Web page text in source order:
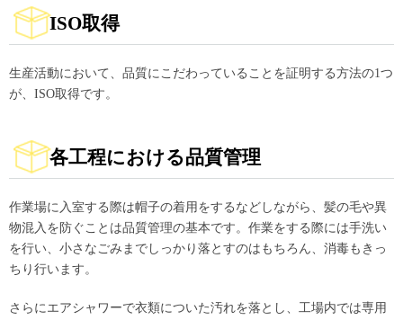
ISO取得
生産活動において、品質にこだわっていることを証明する方法の1つ
が、ISO取得です。
各工程における品質管理
作業場に入室する際は帽子の着用をするなどしながら、髪の毛や異
物混入を防ぐことは品質管理の基本です。作業をする際には手洗い
を行い、小さなごみまでしっかり落とすのはもちろん、消毒もきっ
ちり行います。
さらにエアシャワーで衣類についた汚れを落とし、工場内では専用